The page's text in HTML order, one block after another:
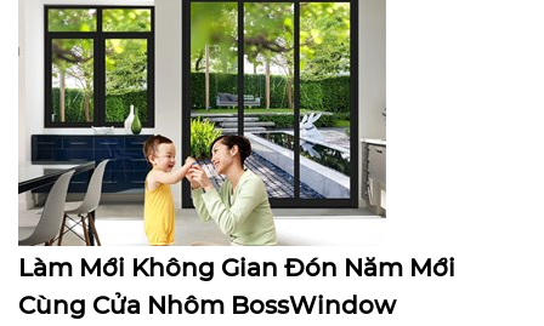
Làm Mới Không Gian Đón Năm Mới
Cùng Cửa Nhôm BossWindow